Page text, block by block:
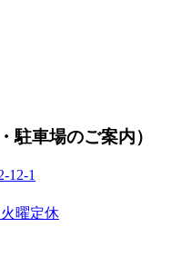
駐車場のご案内）
12-1
曜定休